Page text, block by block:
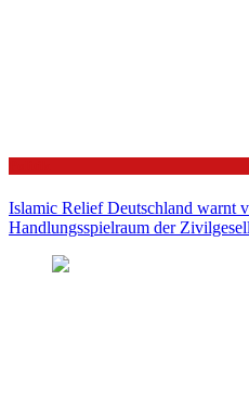
Islamic Relief Deutschland warnt
Handlungsspielraum der